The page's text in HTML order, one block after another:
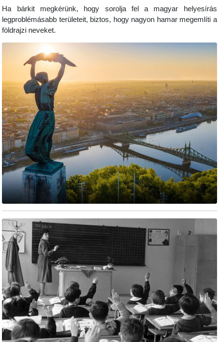
Ha bárkit megkérünk, hogy sorolja fel a magyar helyesírás
legproblémásabb területeit, biztos, hogy nagyon hamar megemlíti a
földrajzi neveket.